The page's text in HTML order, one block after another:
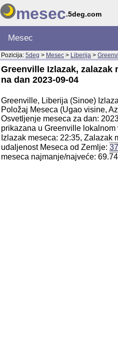
mesec.5deg.com
Mesec
Pozicija: 5deg > Mesec > Liberija >
Greenville Izlazak, zalazak
na dan 2023-09-04
Greenville, Liberija (Sinoe)
Položaj Meseca (Ugao visine,
Osvetljenje meseca za dan:
prikazana u Greenville lokalnom
Izlazak meseca: 22:35, Zalazak
udaljenost Meseca od Zemlje:
meseca najmanje/najveće: